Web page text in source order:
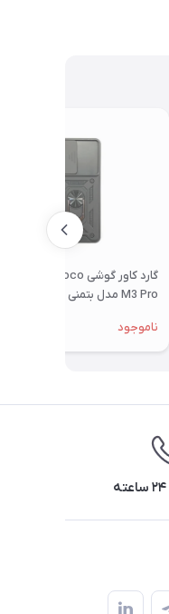
گارد کاور گوشی Xiaomi Poco
ناموجود